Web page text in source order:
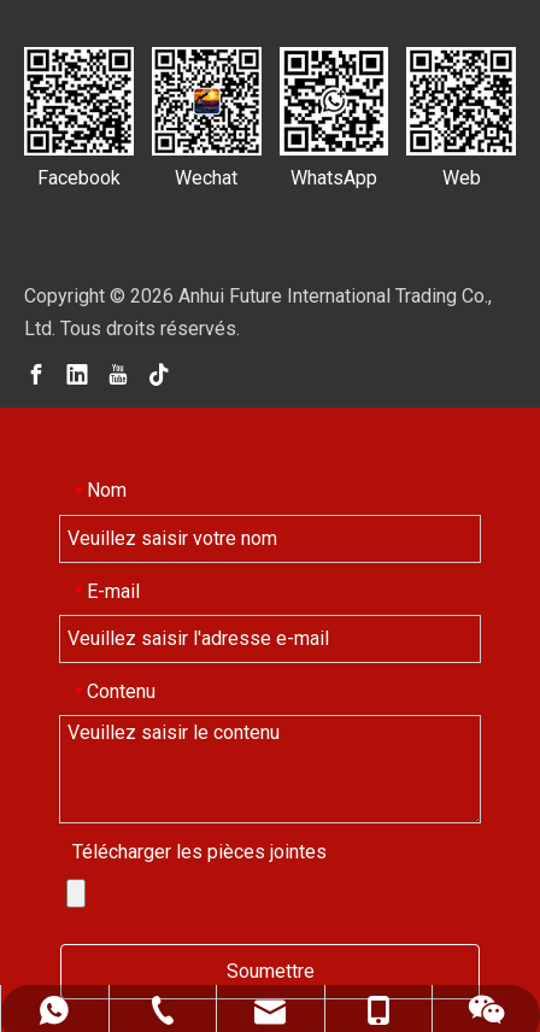
+ 86 13955220472
+ 86-552-2819255
ALFREDCHENG2004@HOTMAIL.COM
+ 86-139-5522-0472
Facebook Wechat WhatsApp Web
Copyright © 2026 Anhui Future International Trading Co.,
Ltd. Tous droits réservés.
* Nom
* E-mail
* Contenu
Télécharger les pièces jointes
Soumettre